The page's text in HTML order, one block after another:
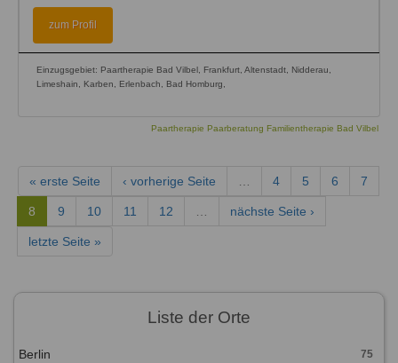
zum Profil
Einzugsgebiet: Paartherapie Bad Vilbel, Frankfurt, Altenstadt, Nidderau,
Limeshain, Karben, Erlenbach, Bad Homburg,
Paartherapie Paarberatung Familientherapie Bad Vilbel
« erste Seite ‹ vorherige Seite 4 5 6 7
8 9 10 11 12 nächste Seite ›
letzte Seite »
Liste der Orte
Berlin 75